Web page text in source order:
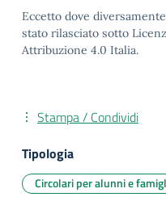
Eccetto dove
stato rilasciato sotto
Attribuzione 4.0 Italia.
Stampa / Condividi
Tipologia
Circolari per alunni e